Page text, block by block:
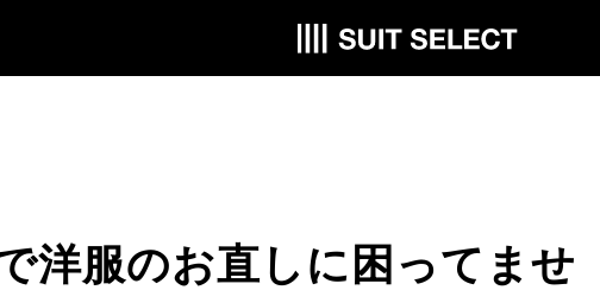
洋服のお直しに困ってませ